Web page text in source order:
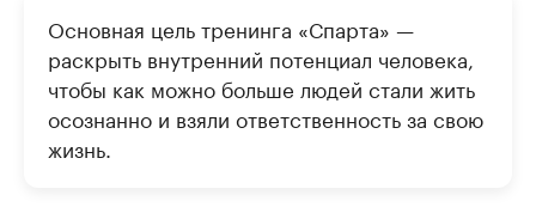
Основная цель тренинга «Спарта» —
раскрыть внутренний потенциал человека,
чтобы как можно больше людей стали жить
осознанно и взяли ответственность за свою
жизнь.